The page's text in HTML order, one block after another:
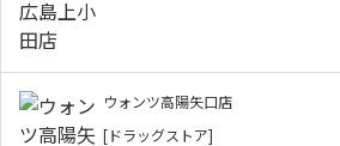
ウォンツ高陽矢口店
[ドラッグストア]